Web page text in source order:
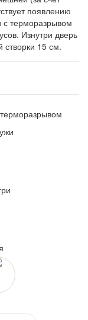
появлению
с терморазрывом
Изнутри дверь
створки 15 см.